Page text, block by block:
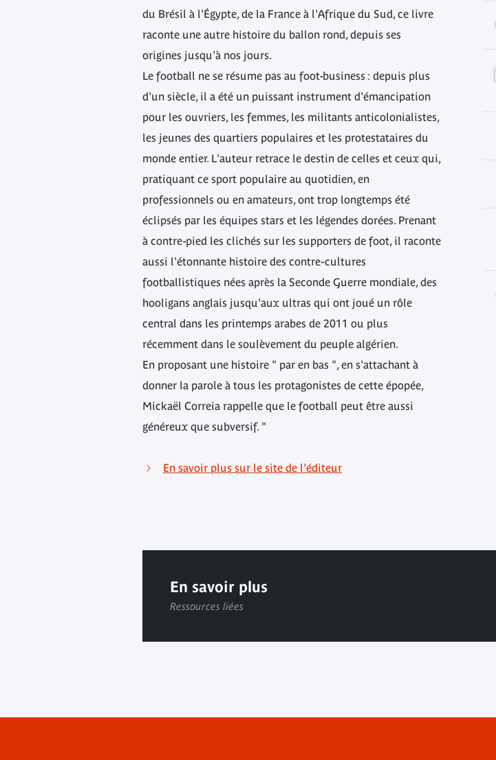
du Brésil à l'Égypte, de la France à l'Afrique du Sud, ce livre
raconte une autre histoire du ballon rond, depuis ses
origines jusqu'à nos jours.
Le football ne se résume pas au foot-business : depuis plus
d'un siècle, il a été un puissant instrument d'émancipation
pour les ouvriers, les femmes, les militants anticolonialistes,
les jeunes des quartiers populaires et les protestataires du
monde entier. L'auteur retrace le destin de celles et ceux qui,
pratiquant ce sport populaire au quotidien, en
professionnels ou en amateurs, ont trop longtemps été
éclipsés par les équipes stars et les légendes dorées. Prenant
à contre-pied les clichés sur les supporters de foot, il raconte
aussi l'étonnante histoire des contre-cultures
footballistiques nées après la Seconde Guerre mondiale, des
hooligans anglais jusqu'aux ultras qui ont joué un rôle
central dans les printemps arabes de 2011 ou plus
récemment dans le soulèvement du peuple algérien.
En proposant une histoire " par en bas ", en s'attachant à
donner la parole à tous les protagonistes de cette épopée,
Mickaël Correia rappelle que le football peut être aussi
généreux que subversif. "
En savoir plus sur le site de l'éditeur
En savoir plus
Ressources liées